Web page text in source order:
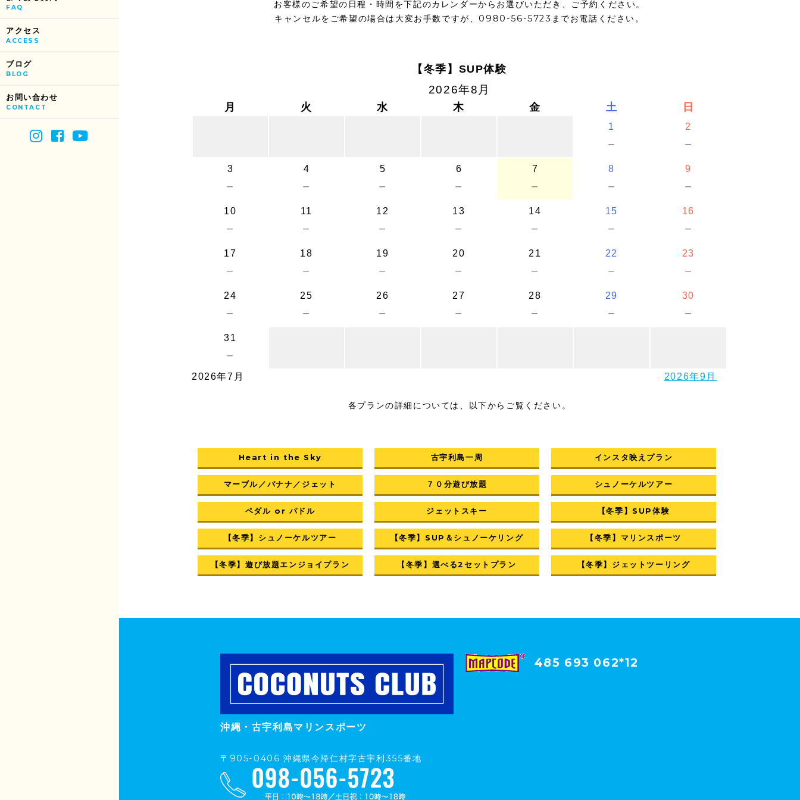
FAQ
アクセス
ACCESS
ブログ
BLOG
お問い合わせ
CONTACT
お客様のご希望の日程・時間を下記のカレンダーからお選びいただき、ご予約ください。
キャンセルをご希望の場合は大変お手数ですが、0980-56-5723までお電話ください。
【冬季】SUP体験
2026年8月
月 火 水 木 金 土 日
1
－
2
－
3
－
4
－
5
－
6
－
7
－
8
－
9
－
10
－
11
－
12
－
13
－
14
－
15
－
16
－
17
－
18
－
19
－
20
－
21
－
22
－
23
－
24
－
25
－
26
－
27
－
28
－
29
－
30
－
31
－
2026年7月 2026年9月
各プランの詳細については、以下からご覧ください。
Heart in the Sky 古宇利島一周 インスタ映えプラン
マーブル／バナナ／ジェット ７０分遊び放題 シュノーケルツアー
ペダル or パドル ジェットスキー 【冬季】SUP体験
【冬季】シュノーケルツアー 【冬季】SUP＆シュノーケリング 【冬季】マリンスポーツ
【冬季】遊び放題エンジョイプラン 【冬季】選べる2セットプラン 【冬季】ジェットツーリング
沖縄・古宇利島マリンスポーツ
〒905-0406 沖縄県今帰仁村字古宇利355番地
485 693 062*12